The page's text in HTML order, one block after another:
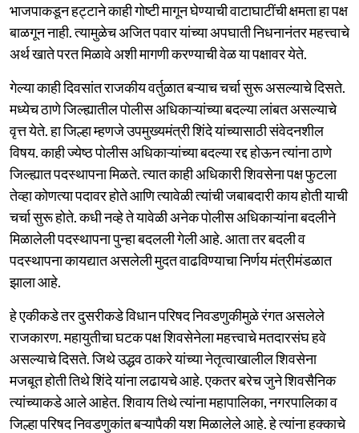
भाजपाकडून हट्टाने काही गोष्टी मागून घेण्याची वाटाघाटींची क्षमता हा पक्ष
बाळगून नाही. त्यामुळेच अजित पवार यांच्या अपघाती निधनानंतर महत्त्वाचे
अर्थ खाते परत मिळावे अशी मागणी करण्याची वेळ या पक्षावर येते.
गेल्या काही दिवसांत राजकीय वर्तुळात बऱ्याच चर्चा सुरू असल्याचे दिसते.
मध्येच ठाणे जिल्ह्यातील पोलीस अधिकाऱ्यांच्या बदल्या लांबत असल्याचे
वृत्त येते. हा जिल्हा म्हणजे उपमुख्यमंत्री शिंदे यांच्यासाठी संवेदनशील
विषय. काही ज्येष्ठ पोलीस अधिकाऱ्यांच्या बदल्या रद्द होऊन त्यांना ठाणे
जिल्ह्यात पदस्थापना मिळते. त्यात काही अधिकारी शिवसेना पक्ष फुटला
तेव्हा कोणत्या पदावर होते आणि त्यावेळी त्यांची जबाबदारी काय होती याची
चर्चा सुरू होते. कधी नव्हे ते यावेळी अनेक पोलीस अधिकाऱ्यांना बदलीने
मिळालेली पदस्थापना पुन्हा बदलली गेली आहे. आता तर बदली व
पदस्थापना कायद्यात असलेली मुदत वाढविण्याचा निर्णय मंत्रीमंडळात
झाला आहे.
हे एकीकडे तर दुसरीकडे विधान परिषद निवडणुकीमुळे रंगत असलेले
राजकारण. महायुतीचा घटक पक्ष शिवसेनेला महत्त्वाचे मतदारसंघ हवे
असल्याचे दिसते. जिथे उद्धव ठाकरे यांच्या नेतृत्वाखालील शिवसेना
मजबूत होती तिथे शिंदे यांना लढायचे आहे. एकतर बरेच जुने शिवसैनिक
त्यांच्याकडे आले आहेत. शिवाय तिथे त्यांना महापालिका, नगरपालिका व
जिल्हा परिषद निवडणुकांत बऱ्यापैकी यश मिळालेले आहे. हे त्यांना हक्काचे